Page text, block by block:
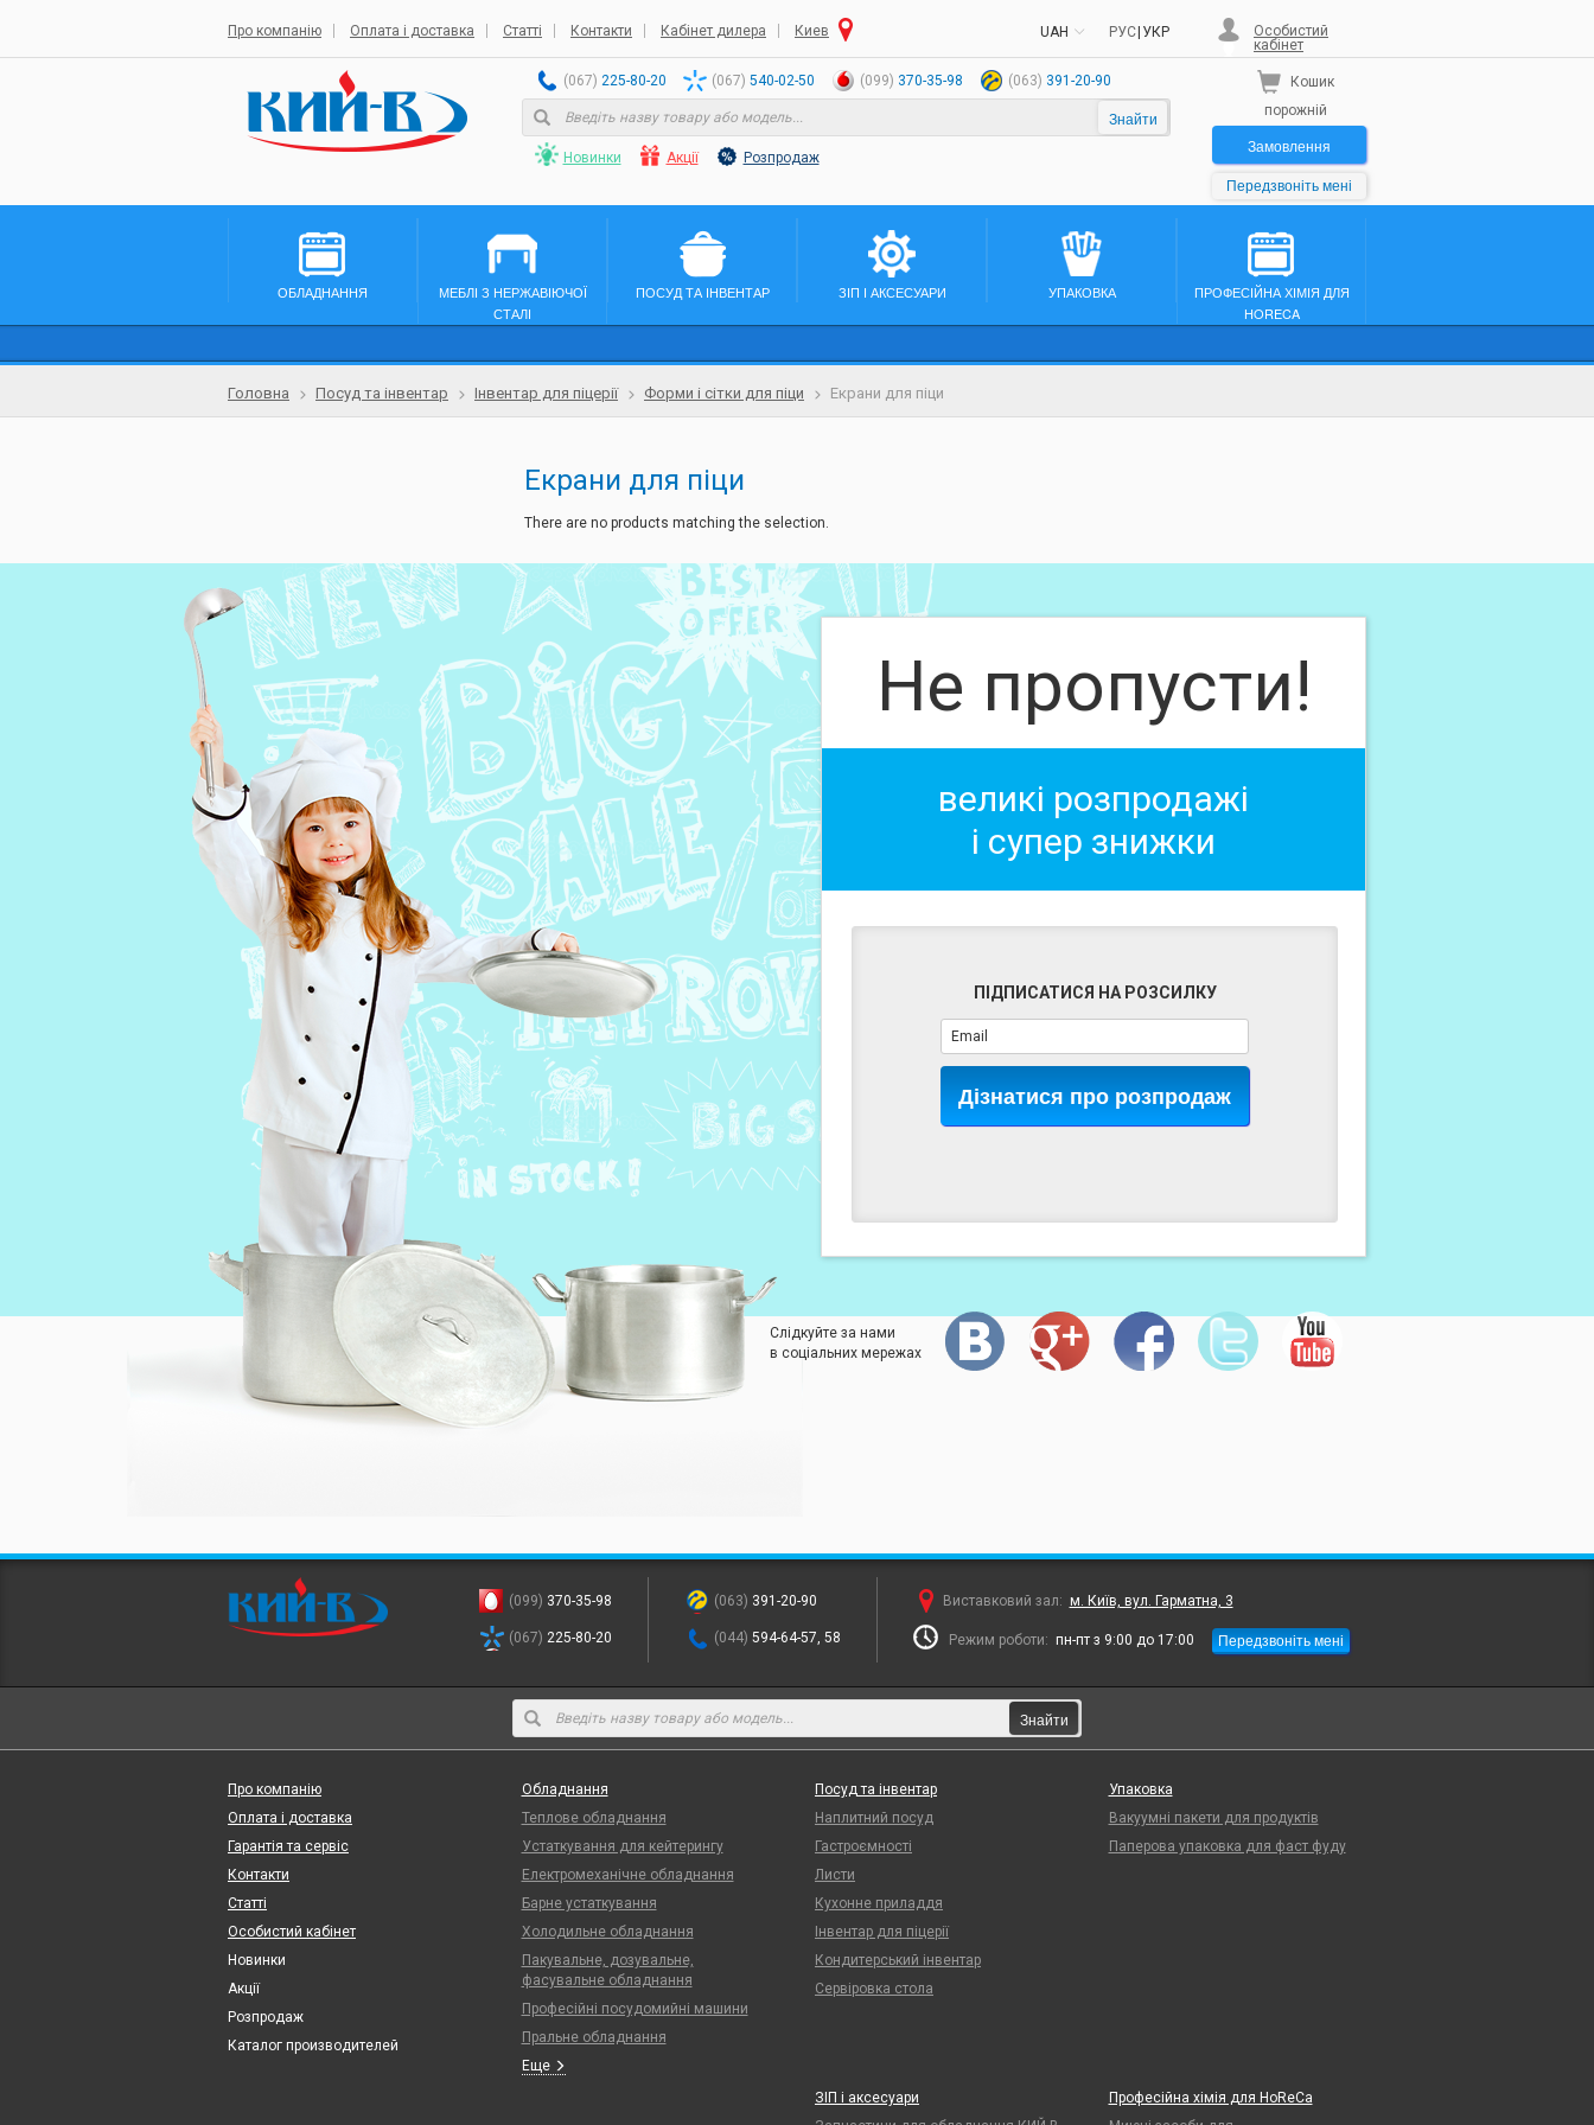
Про компанію Оплата і доставка Статті Контакти Кабінет дилера Киев UAH РУС УКР
Особистий
кабінет
(067) 225-80-20 (067) 540-02-50 (099) 370-35-98 (063) 391-20-90
Знайти
Новинки Акції Розпродаж
Кошик
порожній
Замовлення
Передзвоніть мені
ОБЛАДНАННЯ
МЕБЛІ З НЕРЖАВІЮЧОЇ
СТАЛІ
ПОСУД ТА ІНВЕНТАР ЗІП І АКСЕСУАРИ УПАКОВКА
ПРОФЕСІЙНА ХІМІЯ ДЛЯ
HORECA
Головна Посуд та інвентар Інвентар для піцерії Форми і сітки для піци Екрани для піци
Екрани для піци
There are no products matching the selection.
Слідкуйте за нами
в соціальних мережах
Не пропусти!
великі розпродажі
і супер знижки
ПІДПИСАТИСЯ НА РОЗСИЛКУ
Дізнатися про розпродаж
(063) 391-20-90
(044) 594-64-57, 58
(099) 370-35-98
(067) 225-80-20
Виставковий зал: м. Київ, вул. Гарматна, 3
Режим роботи: пн-пт з 9:00 до 17:00 Передзвоніть мені
Знайти
Про компанію
Оплата і доставка
Гарантія та сервіс
Контакти
Статті
Особистий кабінет
Новинки
Акції
Розпродаж
Каталог производителей
Обладнання
Теплове обладнання
Устаткування для кейтерингу
Електромеханічне обладнання
Барне устаткування
Холодильне обладнання
Пакувальне, дозувальне,
фасувальне обладнання
Професійні посудомийні машини
Пральне обладнання
Еще
Посуд та інвентар
Наплитний посуд
Гастроємності
Листи
Кухонне приладдя
Інвентар для піцерії
Кондитерський інвентар
Сервіровка стола
ЗІП і аксесуари
Упаковка
Вакуумні пакети для продуктів
Паперова упаковка для фаст фуду
Професійна хімія для HoReCa